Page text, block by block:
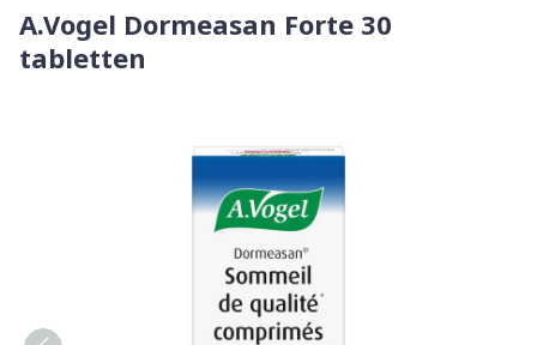
A.Vogel Dormeasan Forte 30
tabletten